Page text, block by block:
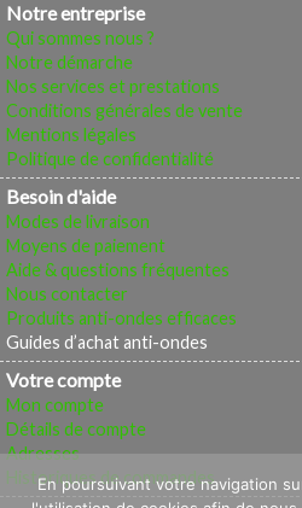
Notre entreprise
Qui sommes nous ?
Notre démarche
Nos services et prestations
Conditions générales de vente
Mentions légales
Politique de confidentialité
Besoin d'aide
Modes de livraison
Moyens de paiement
Aide & questions fréquentes
Nous contacter
Produits anti-ondes efficaces
Guides d’achat anti-ondes
Votre compte
Mon compte
Détails de compte
Adresses
Historiques de commandes
En poursuivant votre navigation